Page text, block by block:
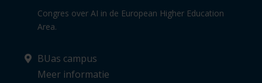
Congres over AI in de European Higher Education
Area.
BUas campus
Meer informatie